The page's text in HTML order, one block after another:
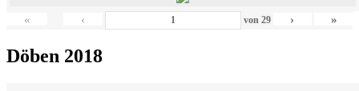
« ‹ von 29 › »
Döben 2018